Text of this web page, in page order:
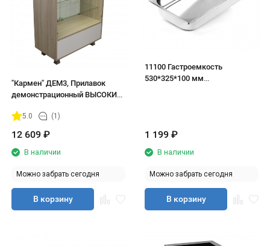
"Кармен" ДЕМ3, Прилавок
демонстрационный ВЫСОКИЙ
5.0 (1)
12 609 ₽
В наличии
Можно забрать сегодня
В корзину
11100 Гастроемкость
530*325*100 мм
1 199 ₽
В наличии
Можно забрать сегодня
В корзину